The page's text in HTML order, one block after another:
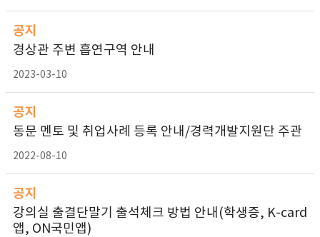
공지
경상관 주변 흡연구역 안내
2023-03-10
공지
동문 멘토 및 취업사례 등록 안내/경력개발지원단 주관
2022-08-10
공지
강의실 출결단말기 출석체크 방법 안내(학생증, K-card
앱, ON국민앱)